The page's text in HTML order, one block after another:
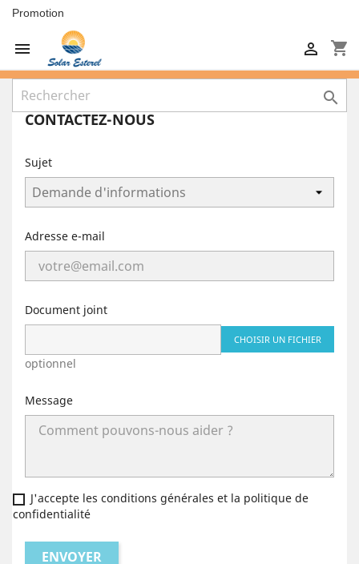
Promotion
 shopping_cart


CONTACTEZ-NOUS
Sujet
Adresse e-mail
Document joint
CHOISIR UN FICHIER
optionnel
Message
J'accepte les conditions générales et la politique de
confidentialité